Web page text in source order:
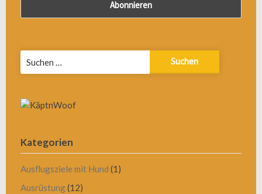
nach:
Kategorien
Ausflugsziele mit Hund (1)
Ausrüstung(12)